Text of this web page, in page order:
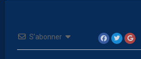
S’abonner